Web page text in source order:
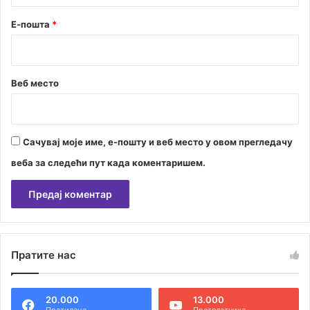
Е-пошта *
Веб место
Сачувај моје име, е-пошту и веб место у овом прегледачу
веба за следећи пут када коментаришем.
тПратите нас
20.000 13.000